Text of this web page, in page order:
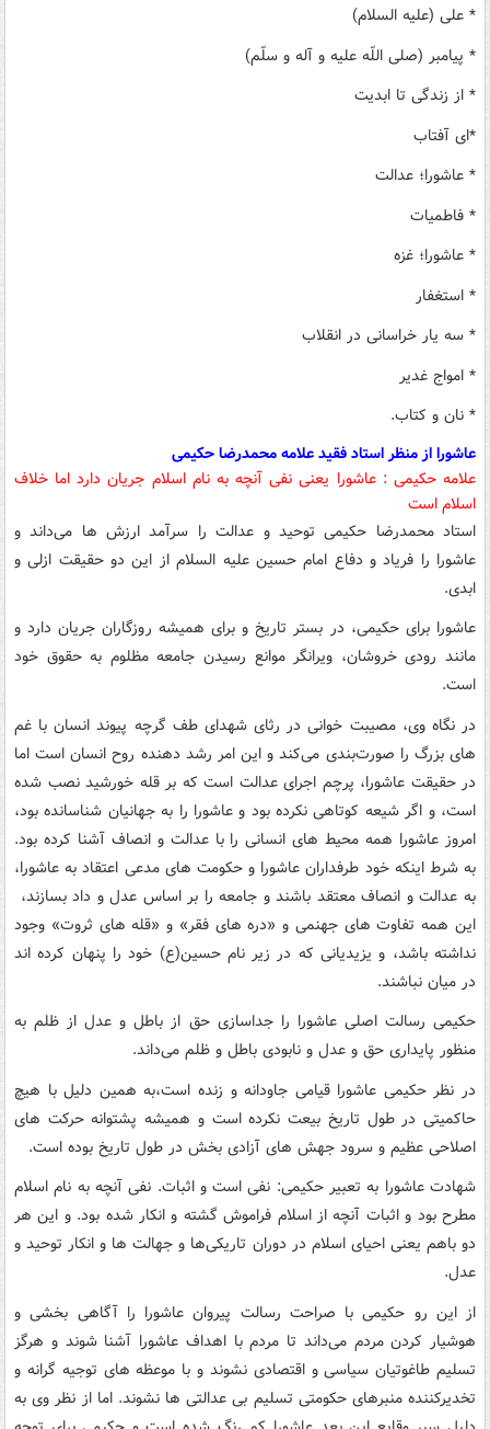
* علی (علیه السلام)
* پیامبر (صلی اللّه علیه و آله و سلّم)
* از زندگی تا ابدیت
*‌ای آفتاب
* عاشورا؛ عدالت
* فاطمیات
* عاشورا؛ غزه
* استغفار
* سه یار خراسانی در انقلاب
* امواج غدیر
* نان و کتاب.
عاشورا از منظر استاد فقید علامه محمدرضا حکیمی
علامه حکیمی : عاشورا یعنی نفی آنچه به نام اسلام جریان دارد اما خلاف
اسلام است
استاد محمدرضا حکیمی توحید و عدالت را سرآمد ارزش ها می‌داند و
عاشورا را فریاد و دفاع امام حسین علیه السلام از این دو حقیقت ازلی و
ابدی.
عاشورا برای حکیمی، در بستر تاریخ و برای همیشه روزگاران جریان دارد و
مانند رودی خروشان، ویرانگر موانع رسیدن جامعه مظلوم به حقوق خود
است.
در نگاه وی، مصیبت خوانی در رثای شهدای طف گرچه پیوند انسان با غم
های بزرگ را صورت‌بندی می‌کند و این امر رشد دهنده روح انسان است اما
در حقیقت عاشورا، پرچم اجرای عدالت است که بر قله خورشید نصب شده
است، و اگر شیعه کوتاهی نکرده بود و عاشورا را به جهانیان شناسانده بود،
امروز عاشورا همه محیط های انسانی را با عدالت و انصاف آشنا کرده بود.
به شرط اینکه خود طرفداران عاشورا و حکومت های مدعی اعتقاد به عاشورا،
به عدالت و انصاف معتقد باشند و جامعه را بر اساس عدل و داد بسازند،
این همه تفاوت های جهنمی و «دره های فقر» و «قله های ثروت» وجود
نداشته باشد، و یزیدیانی که در زیر نام حسین(ع) خود را پنهان کرده اند
در میان نباشند.
حکیمی رسالت اصلی عاشورا را جداسازی حق از باطل و عدل از ظلم به
منظور پایداری حق و عدل و نابودی باطل و ظلم می‌داند.
در نظر حکیمی عاشورا قیامی جاودانه و زنده است،به همین دلیل با هیچ
حاکمیتی در طول تاریخ بیعت نکرده است و همیشه پشتوانه حرکت های
اصلاحی عظیم و سرود جهش های آزادی بخش در طول تاریخ بوده است.
شهادت عاشورا به تعبیر حکیمی: نفی است و اثبات. نفی آنچه به نام اسلام
مطرح بود و اثبات آنچه از اسلام فراموش گشته و انکار شده بود. و این هر
دو باهم یعنی احیای اسلام در دوران تاریکی‌ها و جهالت ها و انکار توحید و
عدل.
از این رو حکیمی با صراحت رسالت پیروان عاشورا را آگاهی بخشی و
هوشیار کردن مردم می‌داند تا مردم با اهداف عاشورا آشنا شوند و هرگز
تسلیم طاغوتیان سیاسی و اقتصادی نشوند و با موعظه های توجیه گرانه و
تخدیرکننده منبرهای حکومتی تسلیم بی عدالتی ها نشوند. اما از نظر وی به